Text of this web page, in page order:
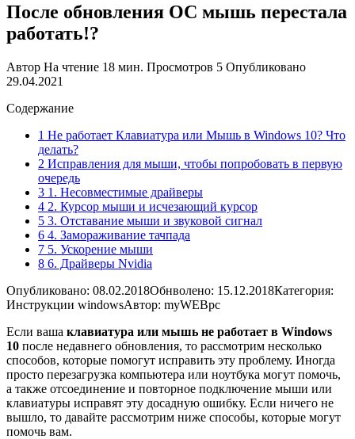
После обновления ОС мышь перестала
работать!?
Автор На чтение 18 мин. Просмотров 5 Опубликовано
29.04.2021
Содержание
1 Не работает Клавиатура или Мышь в Windows 10? Что
делать?
2 Исправления для мыши, чтобы попробовать в первую
очередь
3 1. Несовместимые драйверы
4 2. Курсор мыши и исчезающий курсор
5 3. Отставание мыши и звуковой сигнал
6 4. Замораживание тачпада
7 5. Ускорение мыши
8 6. Драйверы Nvidia
Опубликовано: 08.02.2018Обнволено: 15.12.2018Категория:
Инструкции windowsАвтор: myWEBpc
Если ваша клавиатура или мышь не работает в Windows
10 после недавнего обновления, то рассмотрим несколько
способов, которые помогут исправить эту проблему. Иногда
просто перезагрузка компьютера или ноутбука могут помочь,
а также отсоединение и повторное подключение мыши или
клавиатуры исправят эту досадную ошибку. Если ничего не
вышло, то давайте рассмотрим ниже способы, которые могут
помочь вам.